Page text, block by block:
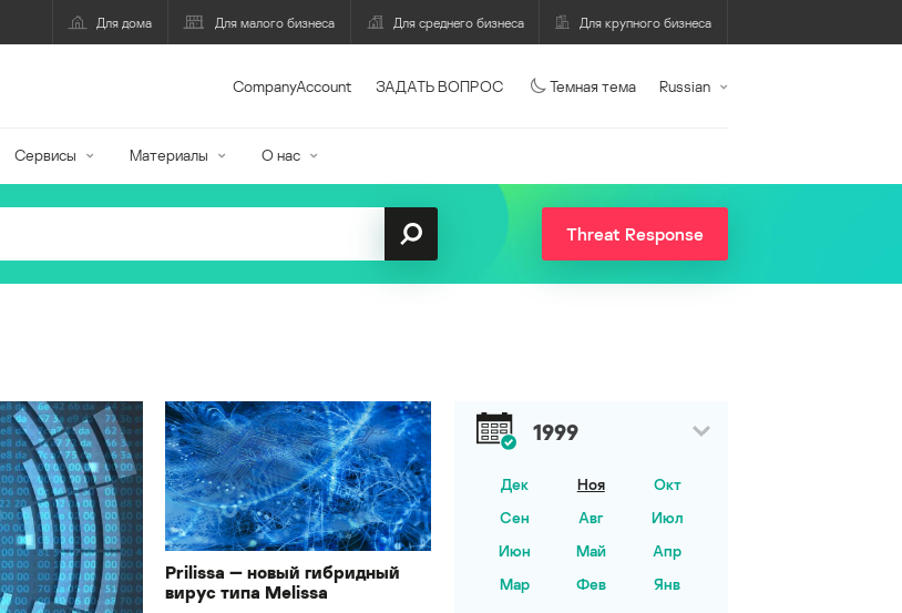
Для дома Для малого бизнеса Для среднего бизнеса Для крупного бизнеса
CompanyAccount ЗАДАТЬ ВОПРОС Темная тема Russian
Сервисы Материалы О нас
Threat Response
Prilissa — новый гибридный
вирус типа Melissa
1999
Дек Ноя
Окт
Сен
Авг
Июл
Июн
Май
Апр
Мар
Фев Янв